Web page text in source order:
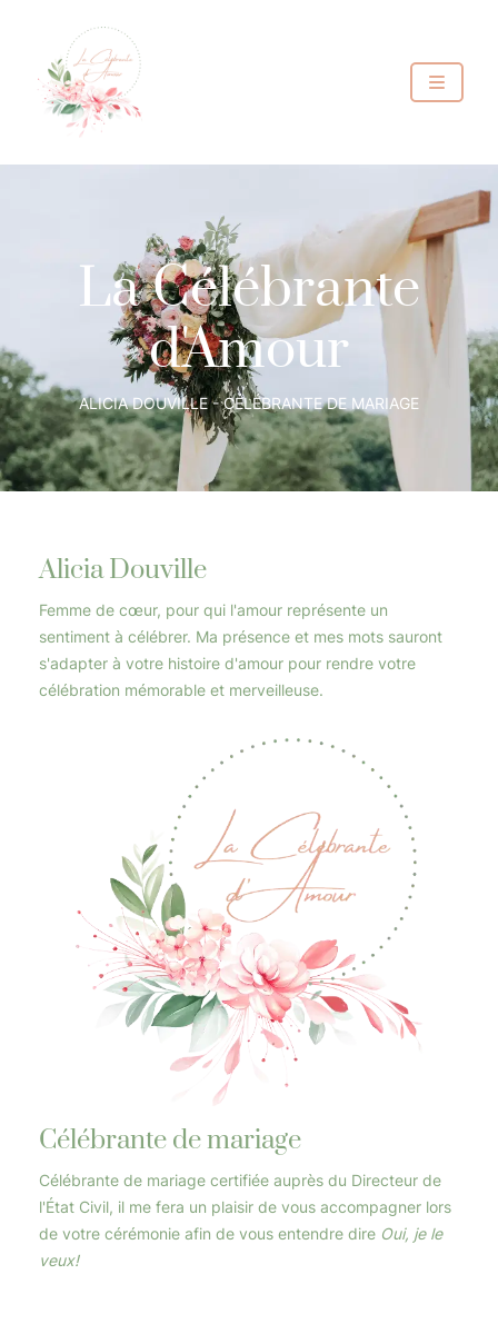
La Célébrante
d'Amour
ALICIA DOUVILLE - CÉLÉBRANTE DE MARIAGE
Alicia Douville
Femme de cœur, pour qui l'amour représente un
sentiment à célébrer. Ma présence et mes mots sauront
s'adapter à votre histoire d'amour pour rendre votre
célébration mémorable et merveilleuse.
Célébrante de mariage
Célébrante de mariage certifiée auprès du Directeur de
l'État Civil, il me fera un plaisir de vous accompagner lors
de votre cérémonie afin de vous entendre dire Oui, je le
veux!